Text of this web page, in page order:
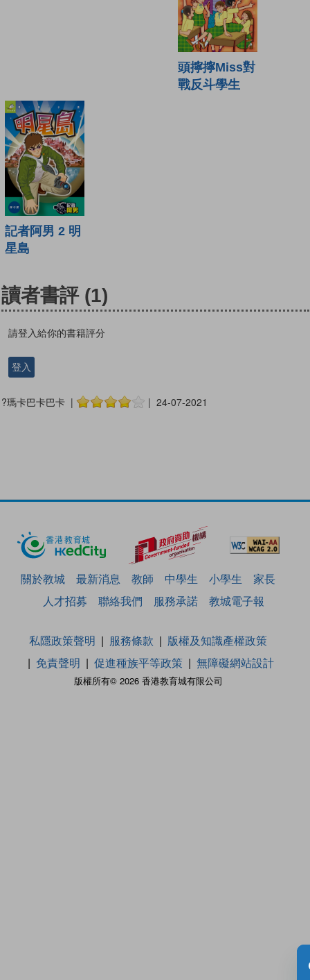
頭擰擰Miss對
戰反斗學生
記者阿男 2 明
星島
讀者書評 (1)
請登入給你的書籍評分
登入
?瑪卡巴卡巴卡 | | 24-07-2021
關於教城 最新消息 教師 中學生 小學生
家長
人才招募
聯絡我們 服務承諾 教城電子報
版權所有© 2026 香港教育城有限公司
私隱政策聲明 服務條款
版權及知識產權政策
免責聲明
促進種族平等政策 無障礙網站設計